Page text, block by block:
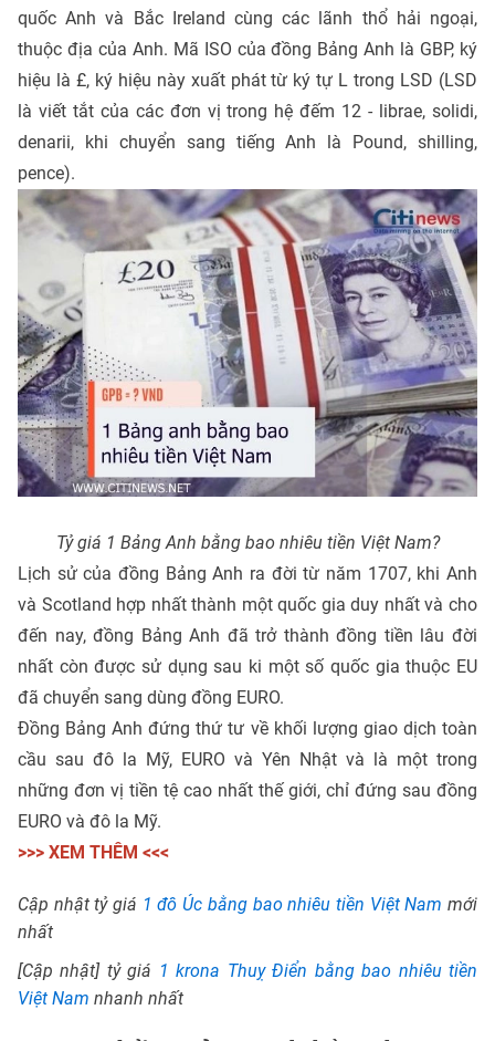
quốc Anh và Bắc Ireland cùng các lãnh thổ hải ngoại,
thuộc địa của Anh. Mã ISO của đồng Bảng Anh là GBP, ký
hiệu là £, ký hiệu này xuất phát từ ký tự L trong LSD (LSD
là viết tắt của các đơn vị trong hệ đếm 12 - librae, solidi,
denarii, khi chuyển sang tiếng Anh là Pound, shilling,
pence).
Tỷ giá 1 Bảng Anh bằng bao nhiêu tiền Việt Nam?
Lịch sử của đồng Bảng Anh ra đời từ năm 1707, khi Anh
và Scotland hợp nhất thành một quốc gia duy nhất và cho
đến nay, đồng Bảng Anh đã trở thành đồng tiền lâu đời
nhất còn được sử dụng sau ki một số quốc gia thuộc EU
đã chuyển sang dùng đồng EURO.
Đồng Bảng Anh đứng thứ tư về khối lượng giao dịch toàn
cầu sau đô la Mỹ, EURO và Yên Nhật và là một trong
những đơn vị tiền tệ cao nhất thế giới, chỉ đứng sau đồng
EURO và đô la Mỹ.
>>> XEM THÊM <<<
Cập nhật tỷ giá 1 đô Úc bằng bao nhiêu tiền Việt Nam mới
nhất
[Cập nhật] tỷ giá 1 krona Thuỵ Điển bằng bao nhiêu tiền
Việt Nam nhanh nhất